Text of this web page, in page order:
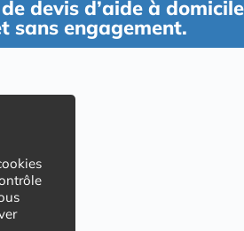
devis d’aide à domicile
sans engagement.